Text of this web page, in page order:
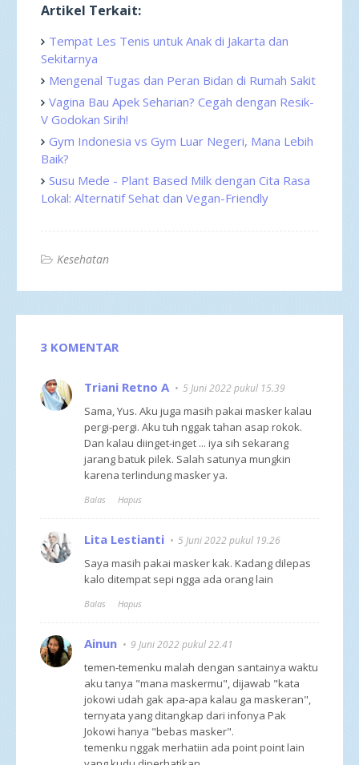
Artikel Terkait:
Tempat Les Tenis untuk Anak di Jakarta dan
Sekitarnya
Mengenal Tugas dan Peran Bidan di Rumah Sakit
Vagina Bau Apek Seharian? Cegah dengan Resik-
V Godokan Sirih!
Gym Indonesia vs Gym Luar Negeri, Mana Lebih
Baik?
Susu Mede - Plant Based Milk dengan Cita Rasa
Lokal: Alternatif Sehat dan Vegan-Friendly
Kesehatan
3 KOMENTAR
Triani Retno A 5 Juni 2022 pukul 15.39
Sama, Yus. Aku juga masih pakai masker kalau
pergi-pergi. Aku tuh nggak tahan asap rokok.
Dan kalau diinget-inget ... iya sih sekarang
jarang batuk pilek. Salah satunya mungkin
karena terlindung masker ya.
Balas Hapus
Lita Lestianti 5 Juni 2022 pukul 19.26
Saya masih pakai masker kak. Kadang dilepas
kalo ditempat sepi ngga ada orang lain
Balas Hapus
Ainun 9 Juni 2022 pukul 22.41
temen-temenku malah dengan santainya waktu
aku tanya "mana maskermu", dijawab "kata
jokowi udah gak apa-apa kalau ga maskeran",
ternyata yang ditangkap dari infonya Pak
Jokowi hanya "bebas masker".
temenku nggak merhatiin ada point point lain